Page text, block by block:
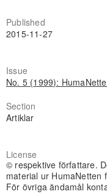
Published
2015-11-27
Issue
No. 5 (1999):
Section
Artiklar
License
© respektive författare.
material ur HumaNetten
För övriga ändamål